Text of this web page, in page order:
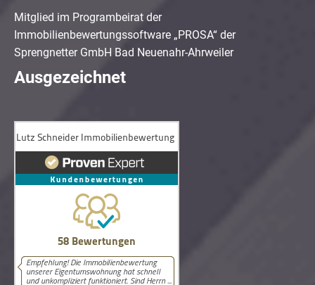
Mitglied im Programbeirat der
Immobilienbewertungssoftware „PROSA“ der
Sprengnetter GmbH Bad Neuenahr-Ahrweiler
Ausgezeichnet